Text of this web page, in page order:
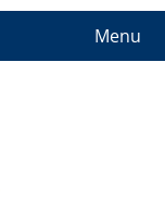
Menu